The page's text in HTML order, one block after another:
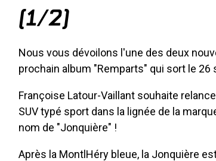
(1/2)
Nous vous dévoilons l'une des deux
prochain album "Remparts" qui sort le 26
Françoise Latour-Vaillant souhaite
SUV typé sport dans la lignée de la
nom de "Jonquière" !
Après la MontlHéry bleue, la Jonquière